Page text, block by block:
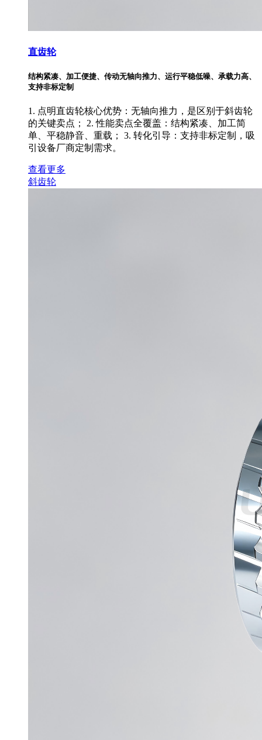
直齿轮
结构紧凑、加工便捷、传动无轴向推力、运行平稳低噪、承载力高、
支持非标定制
1. 点明直齿轮核心优势：无轴向推力，是区别于斜齿轮
的关键卖点； 2. 性能卖点全覆盖：结构紧凑、加工简
单、平稳静音、重载； 3. 转化引导：支持非标定制，吸
引设备厂商定制需求。
查看更多
斜齿轮